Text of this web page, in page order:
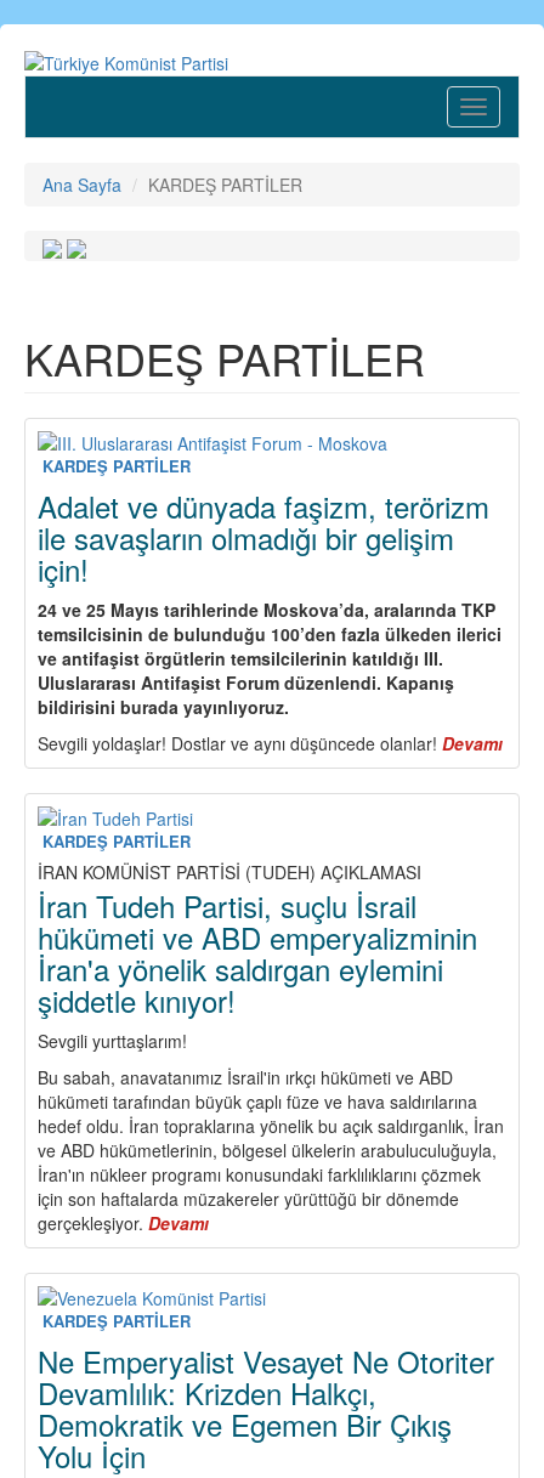
Ana
içeriğe
Toggle
Ana Sayfa KARDEŞ PARTİLER
KARDEŞ PARTİLER
KARDEŞ PARTİLER
Adalet ve dünyada faşizm, terörizm
ile savaşların olmadığı bir gelişim
için!
24 ve 25 Mayıs tarihlerinde Moskova’da, aralarında TKP
temsilcisinin de bulunduğu 100’den fazla ülkeden ilerici
ve antifaşist örgütlerin temsilcilerinin katıldığı III.
Uluslararası Antifaşist Forum düzenlendi. Kapanış
bildirisini burada yayınlıyoruz.
Sevgili yoldaşlar! Dostlar ve aynı düşüncede olanlar! Devamı
ve
KARDEŞ PARTİLER
İRAN KOMÜNİST PARTİSİ (TUDEH) AÇIKLAMASI
İran Tudeh Partisi, suçlu İsrail
hükümeti ve ABD emperyalizminin
İran'a yönelik saldırgan eylemini
şiddetle kınıyor!
Sevgili yurttaşlarım!
Bu sabah, anavatanımız İsrail'in ırkçı hükümeti ve ABD
hükümeti tarafından büyük çaplı füze ve hava saldırılarına
hedef oldu. İran topraklarına yönelik bu açık saldırganlık, İran
ve ABD hükümetlerinin, bölgesel ülkelerin arabuluculuğuyla,
İran'ın nükleer programı konusundaki farklılıklarını çözmek
için son haftalarda müzakereler yürüttüğü bir dönemde
gerçekleşiyor. Devamı
İran
Tudeh
Partisi,
hükümeti
ve
ABD
emperyalizminin
KARDEŞ PARTİLER
Ne Emperyalist Vesayet Ne Otoriter
Devamlılık: Krizden Halkçı,
Demokratik ve Egemen Bir Çıkış
Yolu İçin